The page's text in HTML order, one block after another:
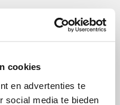
cookies
en advertenties te
social media te bieden